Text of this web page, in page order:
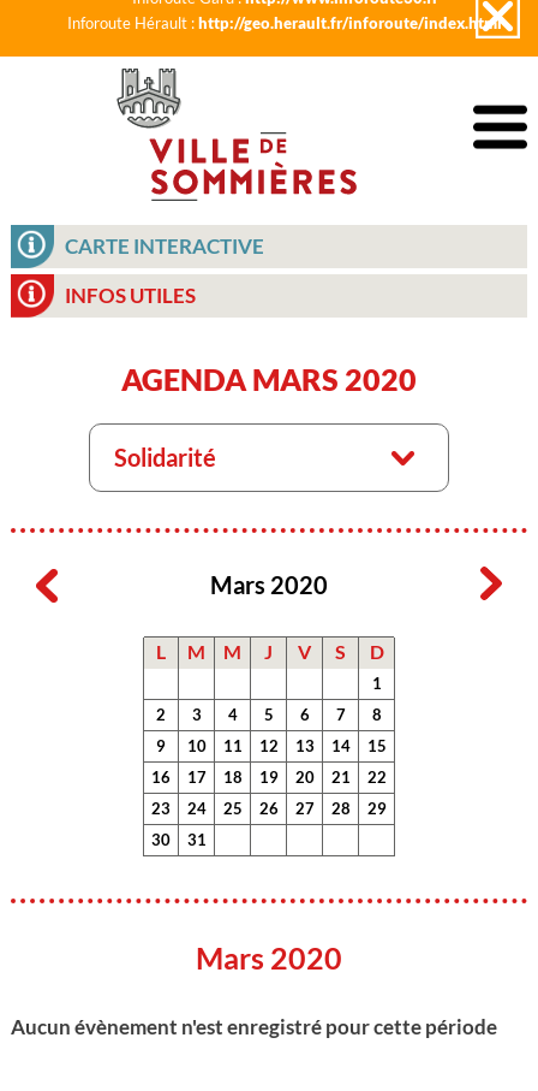
Inforoute Hérault :http://geo.herault.fr/inforoute/index.html
CARTE INTERACTIVE
INFOS UTILES
AGENDA MARS 2020
Solidarité
Mars 2020
L M M J V S D
1
2
3 4 5 6 7
8
9
10 11 12 13 14
15
16
17 18 19 20 21
22
23
24 25 26 27 28
29
30
31
Mars 2020
Aucun évènement n'est enregistré pour cette période